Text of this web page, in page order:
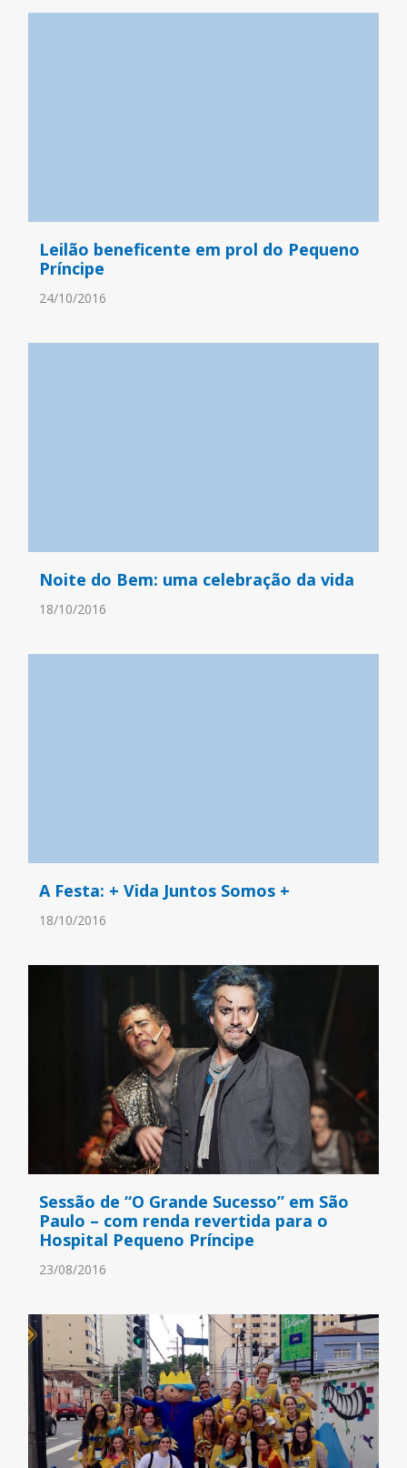
Leilão beneficente em prol do Pequeno
Príncipe
24/10/2016
Noite do Bem: uma celebração da vida
18/10/2016
A Festa: + Vida Juntos Somos +
18/10/2016
Sessão de “O Grande Sucesso” em São
Paulo – com renda revertida para o
Hospital Pequeno Príncipe
23/08/2016